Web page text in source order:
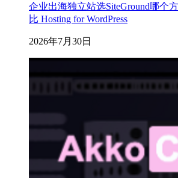
企业出海独立站选SiteGround哪个
比 Hosting for WordPress
2026年7月30日